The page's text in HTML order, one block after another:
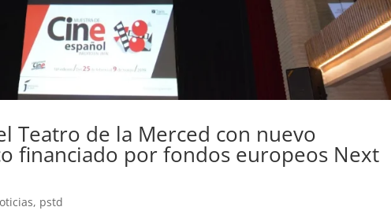
Teatro de la Merced con nuevo
financiado por fondos europeos Next
, pstd